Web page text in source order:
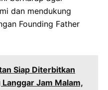
dan mendukung
Founding Father
Siap Diterbitkan
Jam Malam,